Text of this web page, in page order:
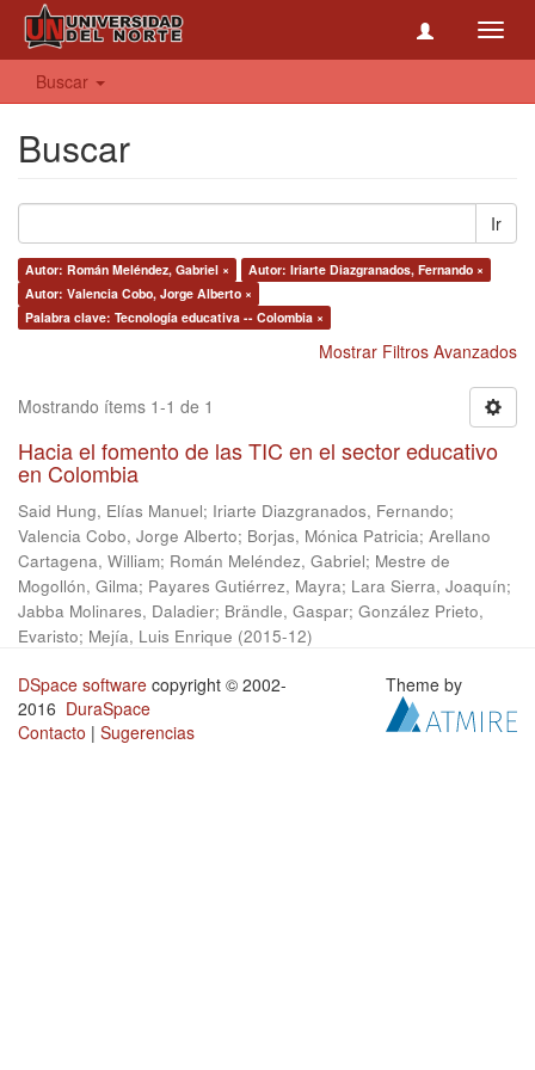
Buscar
Buscar
Ir
Autor: Román Meléndez, Gabriel ×
Autor: Iriarte Diazgranados, Fernando ×
Autor: Valencia Cobo, Jorge Alberto ×
Palabra clave: Tecnología educativa -- Colombia ×
Mostrar Filtros Avanzados
Mostrando ítems 1-1 de 1
Hacia el fomento de las TIC en el sector educativo
en Colombia
Said Hung, Elías Manuel; Iriarte Diazgranados, Fernando;
Valencia Cobo, Jorge Alberto; Borjas, Mónica Patricia; Arellano
Cartagena, William; Román Meléndez, Gabriel; Mestre de
Mogollón, Gilma; Payares Gutiérrez, Mayra; Lara Sierra, Joaquín;
Jabba Molinares, Daladier; Brändle, Gaspar; González Prieto,
Evaristo; Mejía, Luis Enrique (2015-12)
DSpace software copyright © 2002-
2016 DuraSpace
Contacto | Sugerencias
Theme by